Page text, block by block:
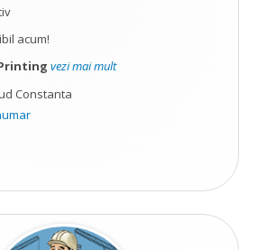
acum!
vezi mai mult
Constanta